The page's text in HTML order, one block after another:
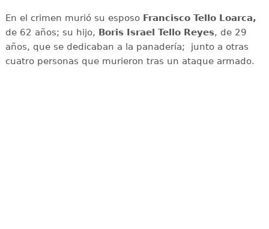
En el crimen murió su esposoFrancisco Tello Loarca,
de 62 años; su hijo, Boris Israel Tello Reyes, de 29
años, que se dedicaban a la panadería; junto a otras
cuatro personas que murieron tras un ataque armado.